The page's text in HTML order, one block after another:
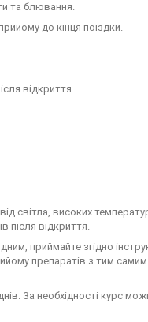
та блювання.
до кінця поїздки.
відкриття.
світла, високих
після відкриття.
приймайте згідно
препаратів з тим
За необхідності курс